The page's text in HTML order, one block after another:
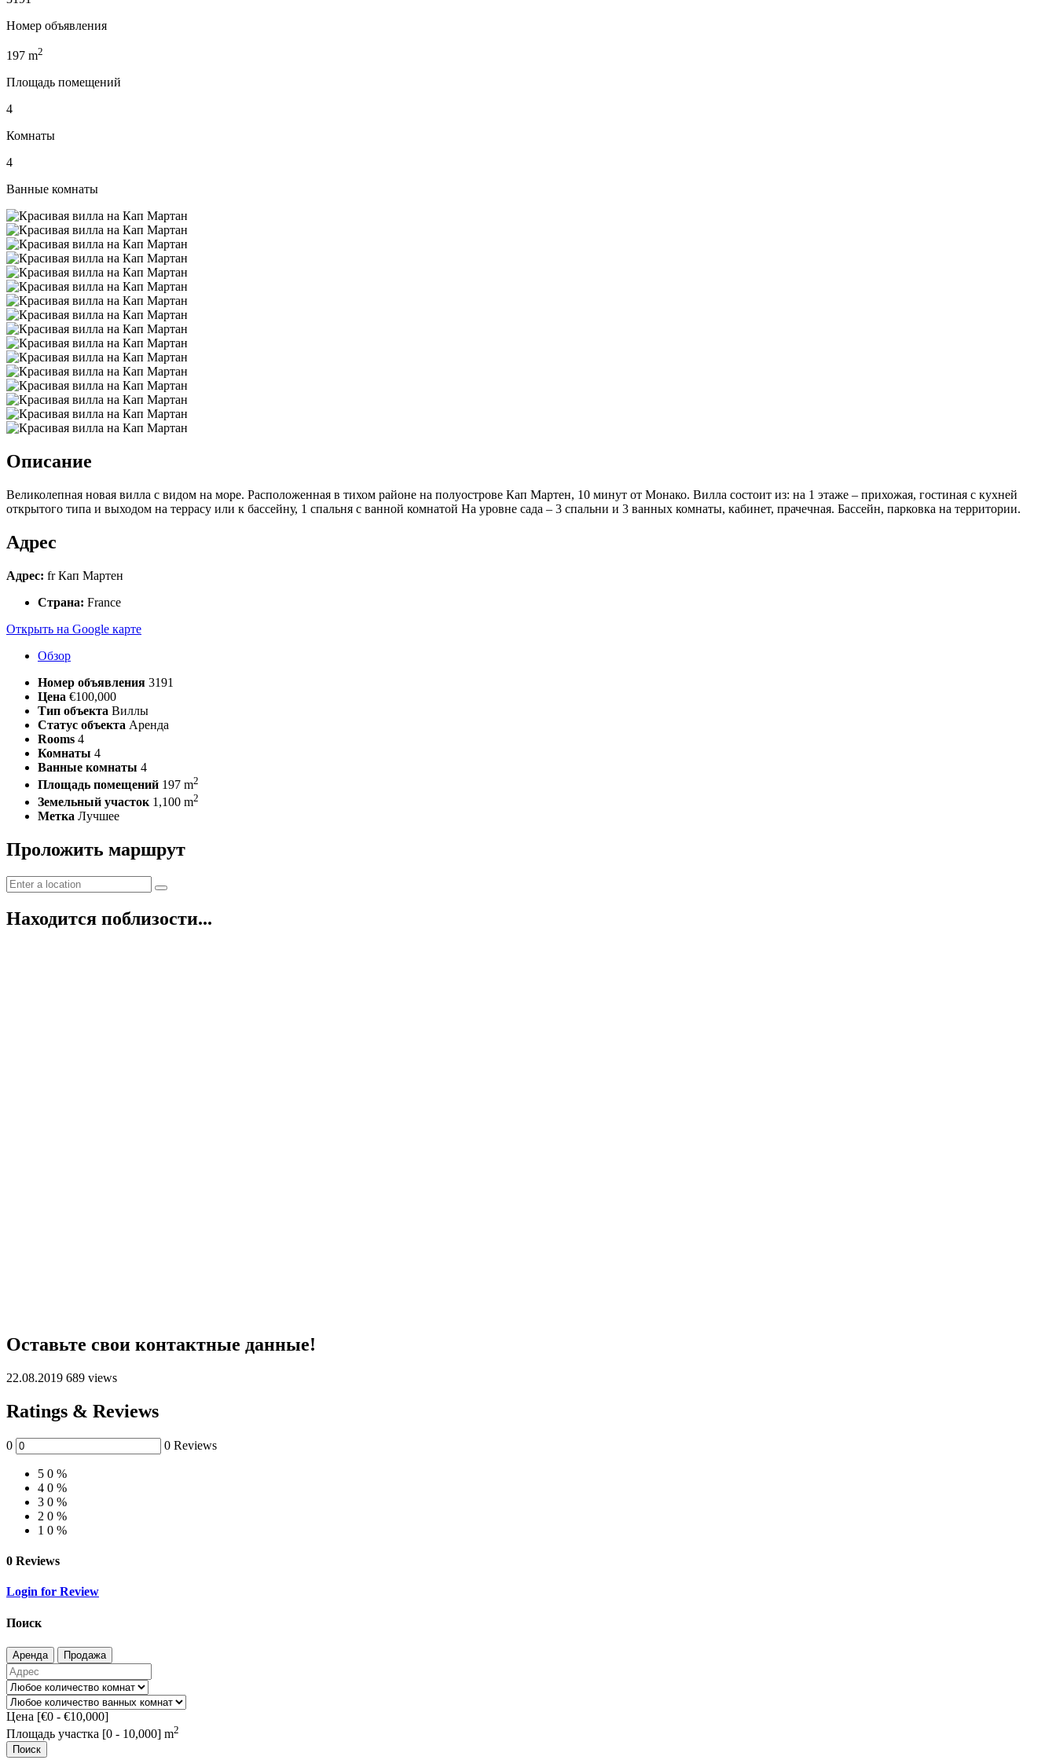
Номер объявления
197 m2
Площадь помещений
4
Комнаты
4
Ванные комнаты
Описание
Великолепная новая вилла с видом на море. Расположенная в тихом районе на полуострове Кап Мартен, 10 минут от Монако. Вилла состоит из: на 1 этаже – прихожая, гостиная с кухней
открытого типа и выходом на террасу или к бассейну, 1 спальня с ванной комнатой На уровне сада – 3 спальни и 3 ванных комнаты, кабинет, прачечная. Бассейн, парковка на территории.
Адрес
Адрес: fr Кап Мартен
Страна: France
Открыть на Google карте
Обзор
Номер объявления 3191
Цена €100,000
Тип объекта Виллы
Статус объекта Аренда
Rooms 4
Комнаты 4
Ванные комнаты 4
Площадь помещений 197 m2
Земельный участок 1,100 m2
Метка Лучшее
Проложить маршрут
Находится поблизости...
Оставьте свои контактные данные!
22.08.2019 689 views
Ratings & Reviews
0 0 Reviews
5 0 %
4 0 %
3 0 %
2 0 %
1 0 %
0 Reviews
Login for Review
Поиск
Аренда Продажа
Цена [€0 - €10,000]
Площадь участка [0 - 10,000] m2
Поиск